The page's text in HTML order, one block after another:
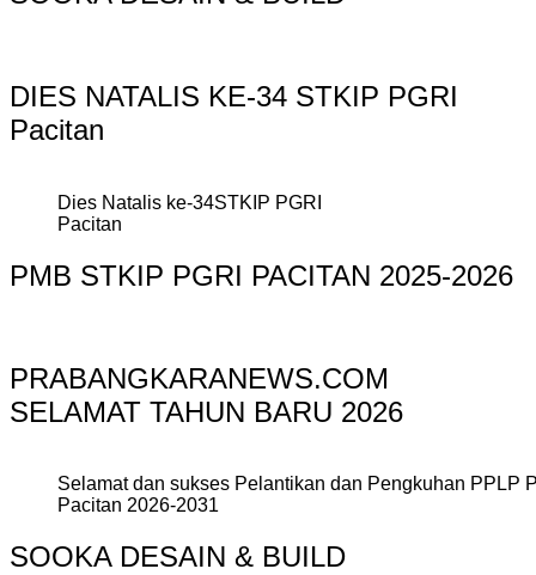
DIES NATALIS KE-34 STKIP PGRI
Pacitan
Dies Natalis ke-34STKIP PGRI
Pacitan
PMB STKIP PGRI PACITAN 2025-2026
PRABANGKARANEWS.COM
SELAMAT TAHUN BARU 2026
Selamat dan sukses Pelantikan dan Pengkuhan PPLP
Pacitan 2026-2031
SOOKA DESAIN & BUILD